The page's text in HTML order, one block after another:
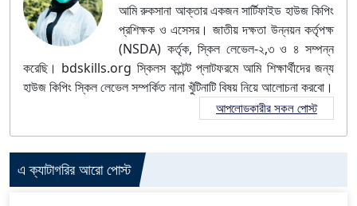
আমি রুকসানা আক্তার একজন সার্টিফাইড হাউজ কিপিং
প্রশিক্ষক ও এসেসর। জাতীয় দক্ষতা উন্নয়ন কর্তৃপক্ষ
(NSDA) কর্তৃক, স্কিল লেভেল-২,৩ ও ৪ সম্পন্ন
করেছি। bdskills.org স্কিলস কন্টেন্ট প্লাটফরমে আমি শিক্ষার্থীদের জন্য
হাউজ কিপিং স্কিল লেভেল সম্পর্কিত নানা খুঁটিনাটি বিষয় নিয়ে আলোচনা করবো।
আপলোডকারীর সকল পোস্ট
এ ক্যাটাগরির আরো পোস্ট